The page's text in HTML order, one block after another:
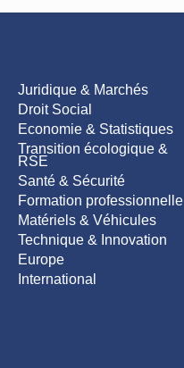
Juridique & Marchés
Droit Social
Economie & Statistiques
Transition écologique &
RSE
Santé & Sécurité
Formation professionnelle
Matériels & Véhicules
Technique & Innovation
Europe
International